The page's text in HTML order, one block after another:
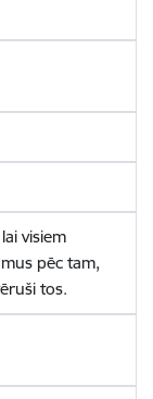
visiem
pēc tam,
tos.